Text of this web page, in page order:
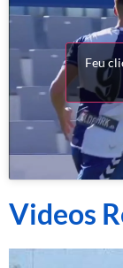
Feu
Videos